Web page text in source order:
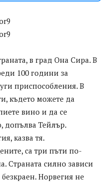
в град Она Сира. В
100 години за
приспособления. В
където можете да
вино и да се
допълва Тейлър.
казва тя.
са три пъти по-
Страната силно зависи
Норвегия не